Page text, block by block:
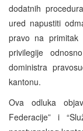
dodatnih
ured napustiti
pravo na
privilegije
doministra
kantonu.
Ova odluka
Federacije” i